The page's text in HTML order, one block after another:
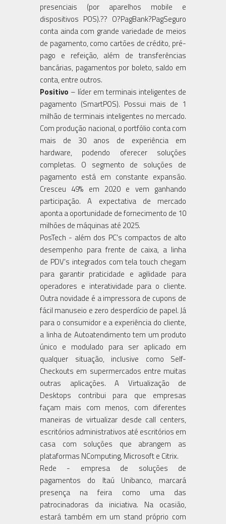
presenciais (por aparelhos mobile e
dispositivos POS).?? O?PagBank?PagSeguro
conta ainda com grande variedade de meios
de pagamento, como cartões de crédito, pré-
pago e refeição, além de transferências
bancárias, pagamentos por boleto, saldo em
conta, entre outros.
Positivo – líder em terminais inteligentes de
pagamento (SmartPOS). Possui mais de 1
milhão de terminais inteligentes no mercado.
Com produção nacional, o portfólio conta com
mais de 30 anos de experiência em
hardware, podendo oferecer soluções
completas. O segmento de soluções de
pagamento está em constante expansão.
Cresceu 49% em 2020 e vem ganhando
participação. A expectativa de mercado
aponta a oportunidade de fornecimento de 10
milhões de máquinas até 2025.
PosTech - além dos PC's compactos de alto
desempenho para frente de caixa, a linha
de PDV's integrados com tela touch chegam
para garantir praticidade e agilidade para
operadores e interatividade para o cliente.
Outra novidade é a impressora de cupons de
fácil manuseio e zero desperdício de papel. Já
para o consumidor e a experiência do cliente,
a linha de Autoatendimento tem um produto
único e modulado para ser aplicado em
qualquer situação, inclusive como Self-
Checkouts em supermercados entre muitas
outras aplicações. A Virtualização de
Desktops contribui para que empresas
façam mais com menos, com diferentes
maneiras de virtualizar desde call centers,
escritórios administrativos até escritórios em
casa com soluções que abrangem as
plataformas NComputing, Microsoft e Citrix.
Rede - empresa de soluções de
pagamentos do Itaú Unibanco, marcará
presença na feira como uma das
patrocinadoras da iniciativa. Na ocasião,
estará também em um stand próprio com